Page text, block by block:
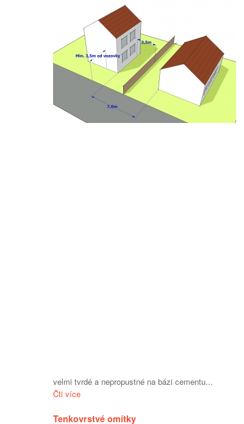
velmi tvrdé a nepropustné na bázi cementu...
Čti více
Tenkovrstvé omítky